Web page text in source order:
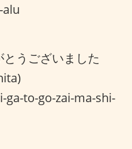
うございました
ga-to-go-zai-ma-shi-